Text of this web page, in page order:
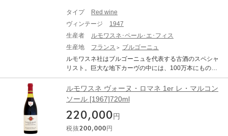
ィアムボディ 【古酒について、当店からのお願い】 オー
ルドヴィンテージのワインは必ず休息させることが必要
表れてきません。商品到着後、最低でも2週間は休ませて
ください。 ●古酒特有のボトル傷や汚れがございます。 ●
澱がございますので、商品到着後はボトルを立てた状態
で、澱が沈み落ち着くまで休息させてから(最低でも1か
る色調の変化（白ワインは黄金色に、赤ワインはレンガ
色に）や、香り、味わいが複雑に変化している可能性が
あります。これらは古酒の特徴です。 熟成されたワイン
(古酒)ですのでボトルバリエーション等ございます。それ
をご理解頂いた上でのご購入をお願い致します。
えから古酒の輸送には、瓶内の澱が悪影響を及ぼすとの
事から1本1本丹念に澱を取り除いています。その後、コ
ルクを抜き澱の不足分を同じワインから注ぎ足しリコル
クして出荷いたします。深い眠りと丹念な世話により出
来上がったワインは、他のドメーヌでは考えられない程
ェ グラン・クリュ」は、ブルゴーニュの「黄金の丘」と
呼ばれるコート・ドールにあるごく小さな特級畑。言わ
FILS LE MONTRACHET GRAND CRU ルモワスネ ル・
モンラッシェ グラン・クリュ 生産地：フランス ブルゴ
原産地呼称：AOC. MONTRACHET ぶどう品種：シャル
ドネ 100% アルコール度数：14.0% 味わい：白ワイン 辛
タイプ
Red wine
ヴィンテージ
1947
生産者
ルモワスネ･ペール･エ･フィス
生産地
フランス
ブルゴーニュ
ルモワスネ社はブルゴーニュを代表する古酒のスペシャ
リスト。巨大な地下カーヴの中には、100万本にものぼ
る古酒が眠っており、熟成を待って出荷されます。 ルモ
ワスネは1879年設立のネゴシアン。年代物の古酒は大量
のストックをしています。前当主のローラン氏は最後の
ブルジョアとも言われるほどの裕福な家系。その豊富な
財力で60年代,70年代,80年代は現代のトップドメーヌか
ら大量のワインを買い付けています。その素晴らしいワ
インが、彼のカーヴにて樽から瓶に詰められた後、一切
ルモワスネ ヴォーヌ・ロマネ 1er レ・マルコン
ソール [1967]720ml
220,000 円
税抜200,000 円